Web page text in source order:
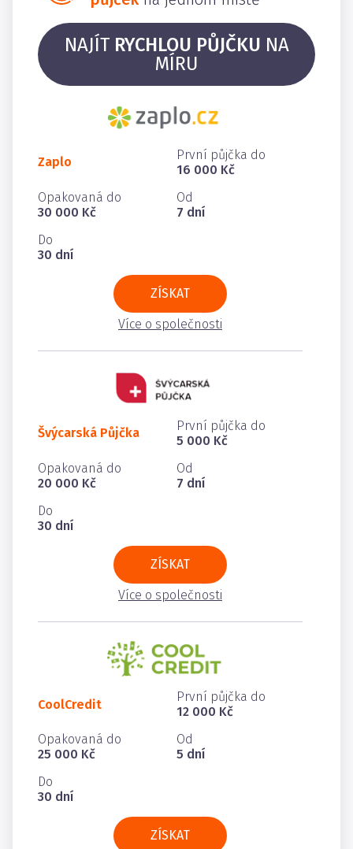
NAJÍT RYCHLOU PŮJČKU NA
MÍRU
Zaplo
První půjčka do
16 000 Kč
Opakovaná do
30 000 Kč
Od
7 dní
Do
30 dní
ZÍSKAT
Více o společnosti
Švýcarská Půjčka
První půjčka do
5 000 Kč
Opakovaná do
20 000 Kč
Od
7 dní
Do
30 dní
ZÍSKAT
Více o společnosti
CoolCredit
První půjčka do
12 000 Kč
Opakovaná do
25 000 Kč
Od
5 dní
Do
30 dní
ZÍSKAT